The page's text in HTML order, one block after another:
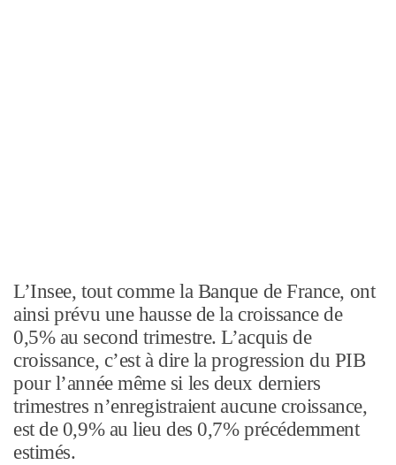
L’Insee, tout comme la Banque de France, ont
ainsi prévu une hausse de la croissance de
0,5% au second trimestre. L’acquis de
croissance, c’est à dire la progression du PIB
pour l’année même si les deux derniers
trimestres n’enregistraient aucune croissance,
est de 0,9% au lieu des 0,7% précédemment
estimés.